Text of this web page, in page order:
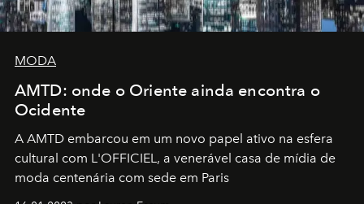
MODA
AMTD: onde o Oriente ainda encontra o
Ocidente
A AMTD embarcou em um novo papel ativo na esfera
cultural com L'OFFICIEL, a venerável casa de mídia de
moda centenária com sede em Paris